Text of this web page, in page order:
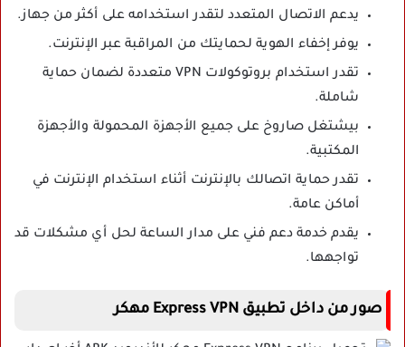
يدعم الاتصال المتعدد لتقدر استخدامه على أكثر من جهاز.
يوفر إخفاء الهوية لحمايتك من المراقبة عبر الإنترنت.
تقدر استخدام بروتوكولات VPN متعددة لضمان حماية
شاملة.
بيشتغل صاروخ على جميع الأجهزة المحمولة والأجهزة
المكتبية.
تقدر حماية اتصالك بالإنترنت أثناء استخدام الإنترنت في
أماكن عامة.
يقدم خدمة دعم فني على مدار الساعة لحل أي مشكلات قد
تواجهها.
صور من داخل تطبيق Express VPN مهكر